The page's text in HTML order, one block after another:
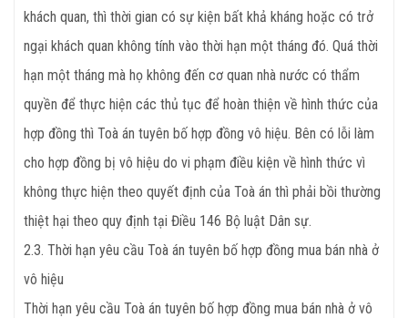
khách quan, thì thời gian có sự kiện bất khả kháng hoặc có trở
ngại khách quan không tính vào thời hạn một tháng đó. Quá thời
hạn một tháng mà họ không đến cơ quan nhà nước có thẩm
quyền để thực hiện các thủ tục để hoàn thiện về hình thức của
hợp đồng thì Toà án tuyên bố hợp đồng vô hiệu. Bên có lỗi làm
cho hợp đồng bị vô hiệu do vi phạm điều kiện về hình thức vì
không thực hiện theo quyết định của Toà án thì phải bồi thường
thiệt hại theo quy định tại Điều 146 Bộ luật Dân sự.
2.3. Thời hạn yêu cầu Toà án tuyên bố hợp đồng mua bán nhà ở
vô hiệu
Thời hạn yêu cầu Toà án tuyên bố hợp đồng mua bán nhà ở vô